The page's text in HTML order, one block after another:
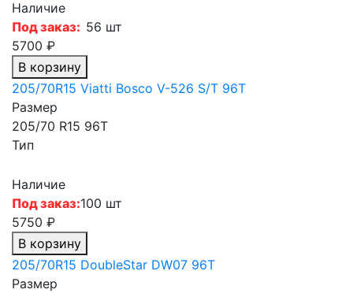
Наличие
Под заказ: 56 шт
5700 ₽
В корзину
205/70R15 Viatti Bosco V-526 S/T 96T
Размер
205/70 R15 96T
Тип
Наличие
Под заказ:100 шт
5750 ₽
В корзину
205/70R15 DoubleStar DW07 96T
Размер